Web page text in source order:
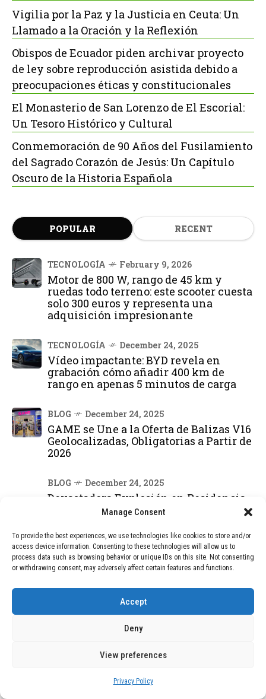
Manage Consent
To provide the best experiences, we use technologies like cookies to store and/or
access device information. Consenting to these technologies will allow us to
process data such as browsing behavior or unique IDs on this site. Not consenting
or withdrawing consent, may adversely affect certain features and functions.
Accept
Deny
View preferences
Privacy Policy
Vigilia por la Paz y la Justicia en Ceuta: Un
Llamado a la Oración y la Reflexión
Obispos de Ecuador piden archivar proyecto
de ley sobre reproducción asistida debido a
preocupaciones éticas y constitucionales
El Monasterio de San Lorenzo de El Escorial:
Un Tesoro Histórico y Cultural
Conmemoración de 90 Años del Fusilamiento
del Sagrado Corazón de Jesús: Un Capítulo
Oscuro de la Historia Española
POPULAR RECENT
TECNOLOGÍA February 9, 2026
Motor de 800 W, rango de 45 km y
ruedas todo terreno: este scooter cuesta
solo 300 euros y representa una
adquisición impresionante
TECNOLOGÍA December 24, 2025
Vídeo impactante: BYD revela en
grabación cómo añadir 400 km de
rango en apenas 5 minutos de carga
BLOG December 24, 2025
GAME se Une a la Oferta de Balizas V16
Geolocalizadas, Obligatorias a Partir de
2026
BLOG December 24, 2025
Devastadora Explosión en Residencia
de Ancianos de Pensilvania Deja al
DEAL OF THE MONTH
01 TECNOLOGÍA February 9, 2026
Motor de 800 W, rango de 45 km y
ruedas todo terreno: este scooter cuesta
solo 300 euros y representa una
December 24, 2025